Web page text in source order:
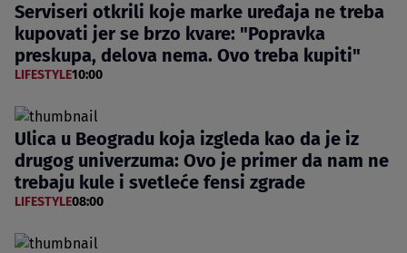
Serviseri otkrili koje marke uređaja ne treba
kupovati jer se brzo kvare: "Popravka
preskupa, delova nema. Ovo treba kupiti"
LIFESTYLE10:00
Ulica u Beogradu koja izgleda kao da je iz
drugog univerzuma: Ovo je primer da nam ne
trebaju kule i svetleće fensi zgrade
LIFESTYLE08:00